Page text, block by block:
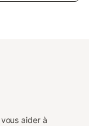
aider à